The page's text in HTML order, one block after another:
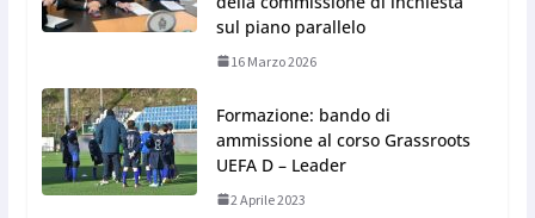
sul piano parallelo
16 Marzo 2026
Formazione: bando di
ammissione al corso Grassroots
UEFA D – Leader
2 Aprile 2023